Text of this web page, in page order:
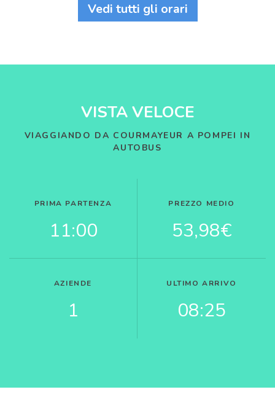
Vedi tutti gli orari
VISTA VELOCE
VIAGGIANDO DA COURMAYEUR A POMPEI IN
AUTOBUS
PRIMA PARTENZA
11:00
PREZZO MEDIO
53,98€
AZIENDE
1
ULTIMO ARRIVO
08:25